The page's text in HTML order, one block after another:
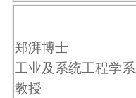
郑湃博士
工业及系统工程学
教授